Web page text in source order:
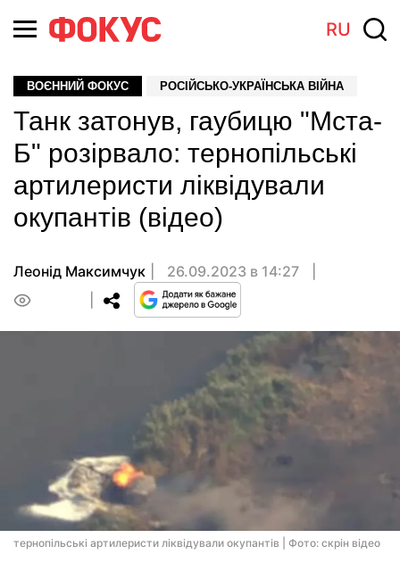
RU
ВОЄННИЙ ФОКУС РОСІЙСЬКО-УКРАЇНСЬКА ВІЙНА
Танк затонув, гаубицю "Мста-
Б" розірвало: тернопільські
артилеристи ліквідували
окупантів (відео)
Леонід Максимчук
26.09.2023 в 14:27
тернопільські артилеристи ліквідували окупантів | Фото: скрін відео